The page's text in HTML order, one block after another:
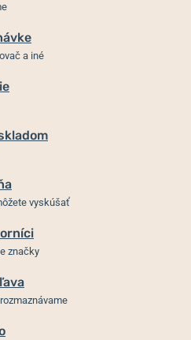
a iné
vyskúšať
značky